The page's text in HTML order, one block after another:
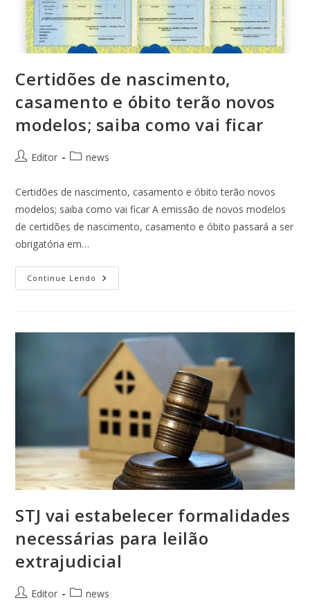
Certidões de nascimento,
casamento e óbito terão novos
modelos; saiba como vai ficar
Editor news
Certidões de nascimento, casamento e óbito terão novos
modelos; saiba como vai ficar A emissão de novos modelos
de certidões de nascimento, casamento e óbito passará a ser
obrigatória em…
Continue Lendo
STJ vai estabelecer formalidades
necessárias para leilão
extrajudicial
Editor news